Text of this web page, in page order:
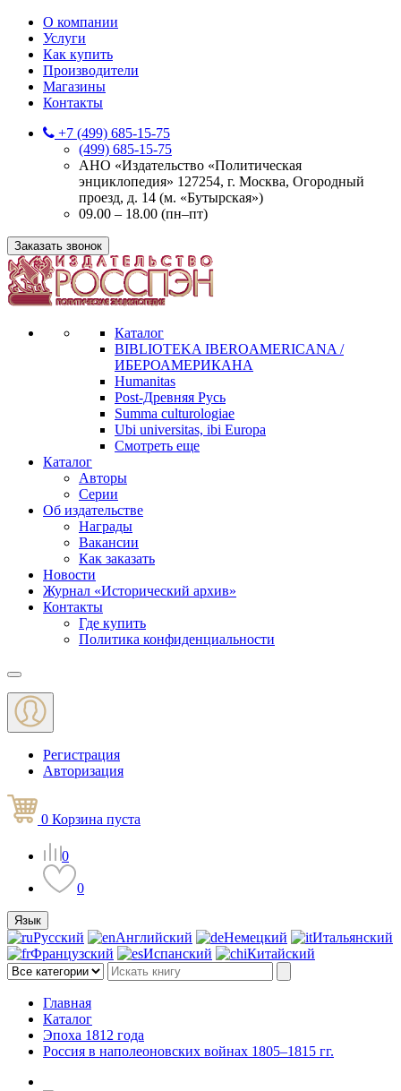
О компании
Услуги
Как купить
Производители
Магазины
Контакты
+7 (499) 685-15-75
(499) 685-15-75
АНО «Издательство «Политическая
энциклопедия» 127254, г. Москва, Огородный
проезд, д. 14 (м. «Бутырская»)
09.00 – 18.00 (пн–пт)
Заказать звонок
Каталог
BIBLIOTEKA IBEROAMERICANA /
ИБЕРОАМЕРИКАНА
Humanitas
Post-Древняя Русь
Summa culturologiae
Ubi universitas, ibi Europa
Смотреть еще
Каталог
Авторы
Серии
Об издательстве
Награды
Вакансии
Как заказать
Новости
Журнал «Исторический архив»‎
Контакты
Где купить
Политика конфиденциальности
Меню
Регистрация
Авторизация
0 Корзина пуста
0
0
Язык
Русский Английский Немецкий
Итальянский
Французский
Испанский Китайский
Главная
Каталог
Эпоха 1812 года
Россия в наполеоновских войнах 1805–1815 гг.